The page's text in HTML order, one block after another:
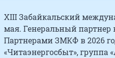
XIII Забайкальский
мая. Генеральный
Партнерами ЗМКФ в 2026
«Читаэнергосбыт», группа